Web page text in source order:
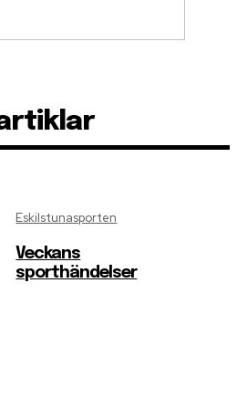
Eskilstunasporten
Veckans
sporthändelser